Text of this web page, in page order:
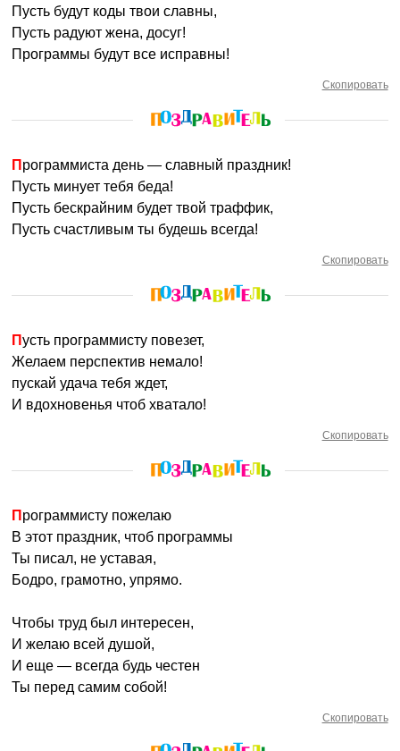
Пусть будут коды твои славны,
Пусть радуют жена, досуг!
Программы будут все исправны!
Скопировать
Программиста день — славный праздник!
Пусть минует тебя беда!
Пусть бескрайним будет твой траффик,
Пусть счастливым ты будешь всегда!
Скопировать
Пусть программисту повезет,
Желаем перспектив немало!
пускай удача тебя ждет,
И вдохновенья чтоб хватало!
Скопировать
Программисту пожелаю
В этот праздник, чтоб программы
Ты писал, не уставая,
Бодро, грамотно, упрямо.
Чтобы труд был интересен,
И желаю всей душой,
И еще — всегда будь честен
Ты перед самим собой!
Скопировать